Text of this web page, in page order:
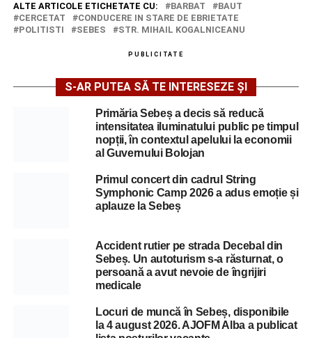
ALTE ARTICOLE ETICHETATE CU: BARBAT
BAUT
CERCETAT
CONDUCERE IN STARE DE EBRIETATE
POLITISTI
SEBES STR. MIHAIL KOGALNICEANU
PUBLICITATE
S-AR PUTEA SĂ TE INTERESEZE ȘI
Primăria Sebeș a decis să reducă
intensitatea iluminatului public pe timpul
nopții, în contextul apelului la economii
al Guvernului Bolojan
Primul concert din cadrul String
Symphonic Camp 2026 a adus emoție și
aplauze la Sebeș
Accident rutier pe strada Decebal din
Sebeș. Un autoturism s-a răsturnat, o
persoană a avut nevoie de îngrijiri
medicale
Locuri de muncă în Sebeș, disponibile
la 4 august 2026. AJOFM Alba a publicat